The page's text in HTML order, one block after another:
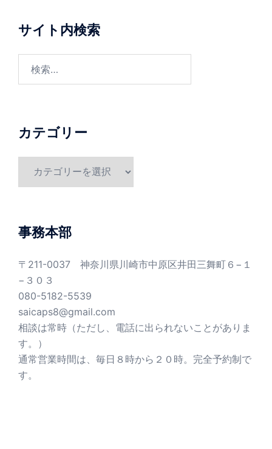
サイト内検索
カテゴリー
ー
事務本部
〒211-0037 神奈川県川崎市中原区井田三舞町６−１
−３０３
080-5182-5539
saicaps8@gmail.com
相談は常時（ただし、電話に出られないことがありま
す。）
通常営業時間は、毎日８時から２０時。完全予約制で
す。